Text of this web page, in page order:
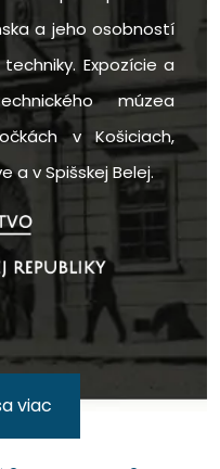
a jeho osobností
Expozície a
múzea
v Košiciach,
a v Spišskej Belej.
viac